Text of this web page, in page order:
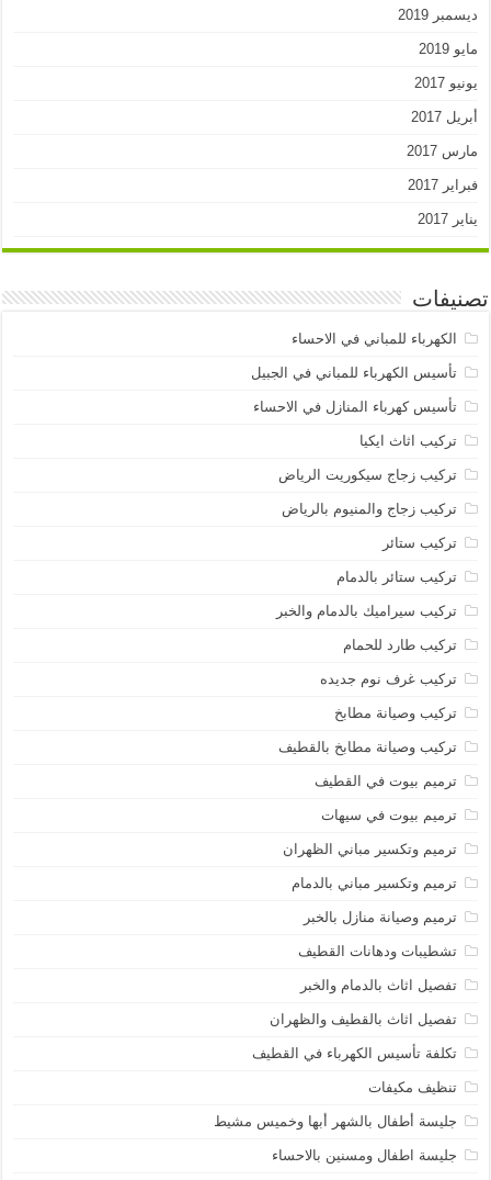
ديسمبر 2019
مايو 2019
يونيو 2017
أبريل 2017
مارس 2017
فبراير 2017
يناير 2017
تصنيفات
الكهرباء للمباني في الاحساء
تأسيس الكهرباء للمباني في الجبيل
تأسيس كهرباء المنازل في الاحساء
تركيب اثاث ايكيا
تركيب زجاج سيكوريت الرياض
تركيب زجاج والمنيوم بالرياض
تركيب ستائر
تركيب ستائر بالدمام
تركيب سيراميك بالدمام والخبر
تركيب طارد للحمام
تركيب غرف نوم جديده
تركيب وصيانة مطابخ
تركيب وصيانة مطابخ بالقطيف
ترميم بيوت في القطيف
ترميم بيوت في سيهات
ترميم وتكسير مباني الظهران
ترميم وتكسير مباني بالدمام
ترميم وصيانة منازل بالخبر
تشطيبات ودهانات القطيف
تفصيل اثاث بالدمام والخبر
تفصيل اثاث بالقطيف والظهران
تكلفة تأسيس الكهرباء في القطيف
تنظيف مكيفات
جليسة أطفال بالشهر أبها وخميس مشيط
جليسة اطفال ومسنين بالاحساء